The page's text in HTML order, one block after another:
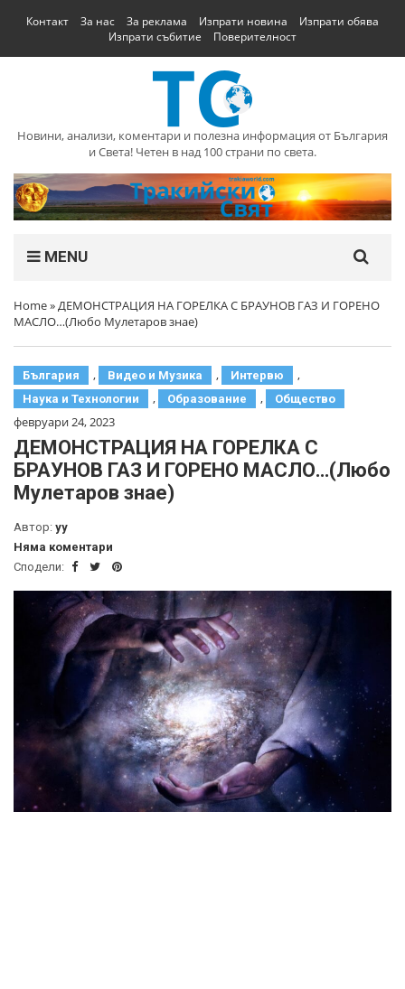
Контакт За нас За реклама Изпрати новина
Изпрати обява
Изпрати събитие
Поверителност
Новини, анализи, коментари и полезна информация от България
и Света! Четен в над 100 страни по света.
MENU
Home»ДЕМОНСТРАЦИЯ НА ГОРЕЛКА С БРАУНОВ ГАЗ И ГОРЕНО
МАСЛО…(Любо Мулетаров знае)
България , Видео и Музика , Интервю ,
Наука и Технологии , Образование , Общество
февруари 24, 2023
ДЕМОНСТРАЦИЯ НА ГОРЕЛКА С
БРАУНОВ ГАЗ И ГОРЕНО МАСЛО…(Любо
Мулетаров знае)
Автор: yy
Няма коментари
Сподели: